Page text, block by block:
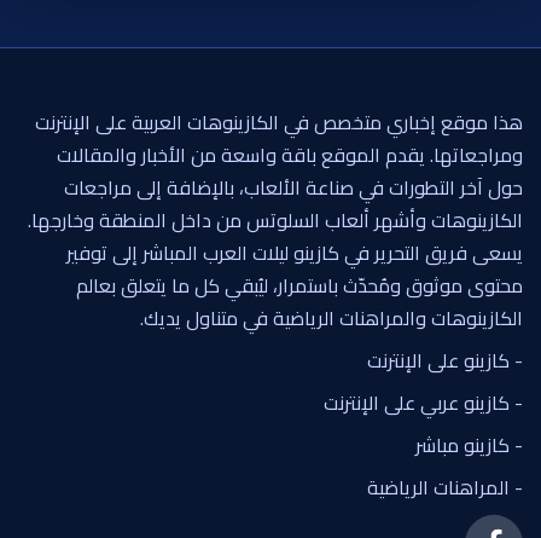
هذا موقع إخباري متخصص في الكازينوهات العربية على الإنترنت
ومراجعاتها. يقدم الموقع باقة واسعة من الأخبار والمقالات
حول آخر التطورات في صناعة الألعاب، بالإضافة إلى مراجعات
الكازينوهات وأشهر ألعاب السلوتس من داخل المنطقة وخارجها.
يسعى فريق التحرير في كازينو ليلات العرب المباشر إلى توفير
محتوى موثوق ومُحدّث باستمرار، ليُبقي كل ما يتعلق بعالم
الكازينوهات والمراهنات الرياضية في متناول يديك.
- كازينو على الإنترنت
- كازينو عربي على الإنترنت
- كازينو مباشر
- المراهنات الرياضية